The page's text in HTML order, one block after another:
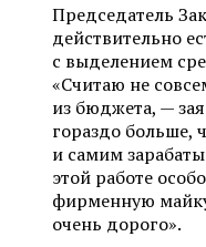
Председатель
действительно
с выделением
«Считаю не
из бюджета, —
гораздо больше,
и самим
этой работе
фирменную
очень дорого».